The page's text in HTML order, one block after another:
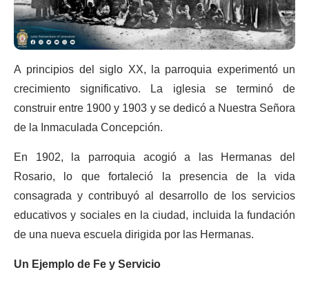
A principios del siglo XX, la parroquia experimentó un
crecimiento significativo. La iglesia se terminó de
construir entre 1900 y 1903 y se dedicó a Nuestra Señora
de la Inmaculada Concepción.
En 1902, la parroquia acogió a las Hermanas del
Rosario, lo que fortaleció la presencia de la vida
consagrada y contribuyó al desarrollo de los servicios
educativos y sociales en la ciudad, incluida la fundación
de una nueva escuela dirigida por las Hermanas.
Un Ejemplo de Fe y Servicio